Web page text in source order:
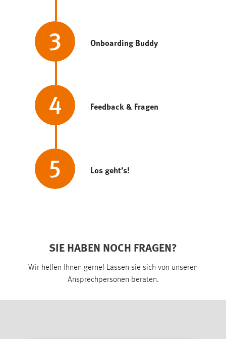
3 Onboarding Buddy
4 Feedback & Fragen
5 Los geht’s!
SIE HABEN NOCH FRAGEN?
Wir helfen Ihnen gerne! Lassen sie sich von unseren
Ansprechpersonen beraten.